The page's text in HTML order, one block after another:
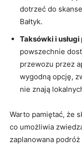
dotrzeć do
Bałtyk.
Taksówki ⁢i
powszechnie
przewozu przez​
wygodną opcję,
nie znają
Warto pamiętać, że
co umożliwia
zaplanowana